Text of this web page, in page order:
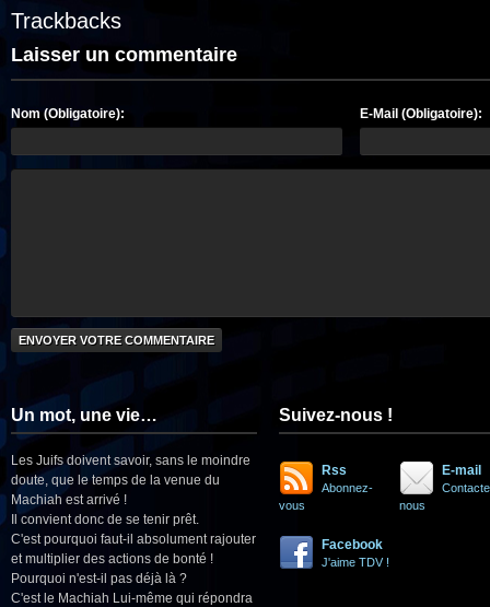
Trackbacks
Laisser un commentaire
Nom (Obligatoire): E-Mail (Obligatoire):
Un mot, une vie…
Les Juifs doivent savoir, sans le moindre
doute, que le temps de la venue du
Machiah est arrivé !
Il convient donc de se tenir prêt.
C'est pourquoi faut-il absolument rajouter
et multiplier des actions de bonté !
Pourquoi n'est-il pas déjà là ?
C'est le Machiah Lui-même qui répondra
Suivez-nous !
Rss
Abonnez-
vous
E-mail
nous
Facebook
J'aime TDV !